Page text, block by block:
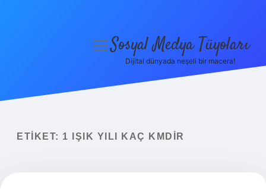
Yasal Uyarı
menüyüSosyal Medya Tüyoları
Dijital dünyada neşeli bir macera!
ETIKET: 1 IŞIK YILI KAÇ KMDIR